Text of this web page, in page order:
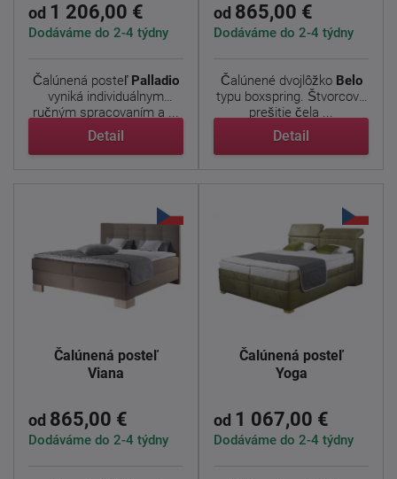
od 1 206,00 €
Dodáváme do 2-4 týdny
Čalúnená posteľ Palladio
vyniká individuálnym
ručným spracovaním a ...
Detail
od 865,00 €
Dodáváme do 2-4 týdny
Čalúnené dvojlôžko Belo
typu boxspring. Štvorcové
prešitie čela ...
Detail
Čalúnená posteľ
Viana
od 865,00 €
Dodáváme do 2-4 týdny
Čalúnená posteľ
Yoga
od 1 067,00 €
Dodáváme do 2-4 týdny